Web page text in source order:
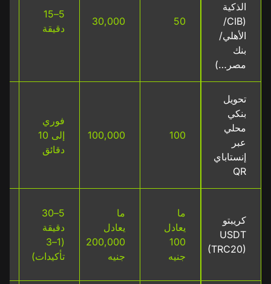
الذكية
(CIB/
الأهلي/
بنك
مصر…)
50
30,000
5–15
دقيقة
تحويل
بنكي
محلي
عبر
إنستاباي
QR
100
100,000
فوري
إلى 10
دقائق
كريبتو
USDT
(TRC20)
ما
يعادل
100
جنيه
ما
يعادل
200,000
جنيه
5–30
دقيقة
(1–3
تأكيدات)